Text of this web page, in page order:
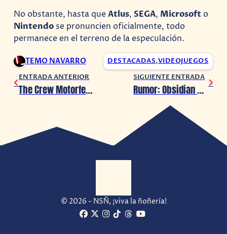
No obstante, hasta queAtlus,SEGA, Microsofto
Nintendo se pronuncien oficialmente, todo
permanece en el terreno de la especulación.
TEMO NAVARRO DESTACADAS,VIDEOJUEGOS
ENTRADA ANTERIOR
The Crew Motorfest llegará al Switch 2
SIGUIENTE ENTRADA
Rumor: Obsidian habría cancelado la secuela de Avowed y ya trabaja en un nuevo Fallout
© 2026 - NSÑ, ¡viva la ñoñería!